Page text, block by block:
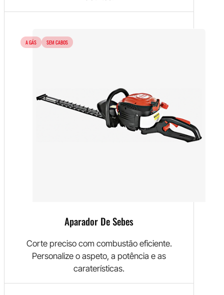
A GÁS SEM CABOS
Aparador De Sebes
Corte preciso com combustão eficiente.
Personalize o aspeto, a potência e as
caraterísticas.